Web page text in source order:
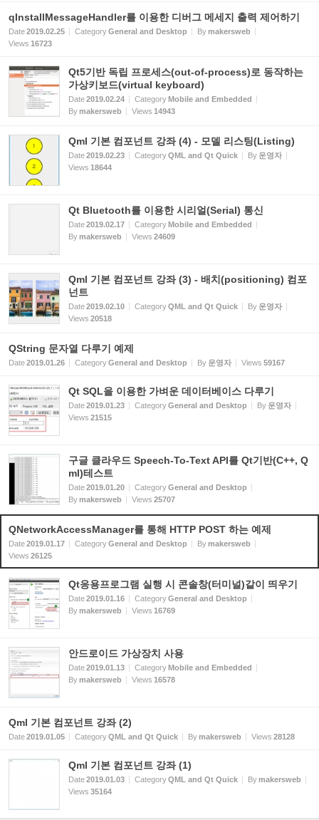
qInstallMessageHandler를 이용한 디버그 메세지 출력 제어하기
Date2019.02.25 CategoryGeneral and Desktop Bymakersweb
Views 16723
Qt5기반 독립 프로세스(out-of-process)로 동작하는
가상키보드(virtual keyboard)
Date2019.02.24 CategoryMobile and Embedded
Bymakersweb Views 14943
Qml 기본 컴포넌트 강좌 (4) - 모델 리스팅(Listing)
Date2019.02.23 CategoryQML and Qt Quick By 운영자
Views 18644
Qt Bluetooth를 이용한 시리얼(Serial) 통신
Date2019.02.17 CategoryMobile and Embedded
Bymakersweb Views 24609
Qml 기본 컴포넌트 강좌 (3) - 배치(positioning) 컴포
넌트
Date2019.02.10 CategoryQML and Qt Quick By 운영자
Views 20518
QString 문자열 다루기 예제
Date2019.01.26 CategoryGeneral and Desktop By 운영자 Views 59167
Qt SQL을 이용한 가벼운 데이터베이스 다루기
Date2019.01.23 CategoryGeneral and Desktop By 운영자
Views 21515
구글 클라우드 Speech-To-Text API를 Qt기반(C++, Q
ml)테스트
Date2019.01.20 CategoryGeneral and Desktop
Bymakersweb Views 25707
QNetworkAccessManager를 통해 HTTP POST 하는 예제
Date2019.01.17 CategoryGeneral and Desktop Bymakersweb
Views 26125
Qt응용프로그램 실행 시 콘솔창(터미널)같이 띄우기
Date2019.01.16 CategoryGeneral and Desktop
Bymakersweb Views 16769
안드로이드 가상장치 사용
Date2019.01.13 CategoryMobile and Embedded
Bymakersweb Views 16578
Qml 기본 컴포넌트 강좌 (2)
Date2019.01.05 CategoryQML and Qt Quick Bymakersweb Views 28128
Qml 기본 컴포넌트 강좌 (1)
Date2019.01.03 CategoryQML and Qt Quick Bymakersweb
Views 35164